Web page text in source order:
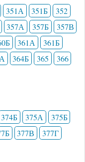
351А 351Б
352
357А 357Б
357В
361А
361Б
364Б 365
366
374Б 375А
375Б
377В
377Г